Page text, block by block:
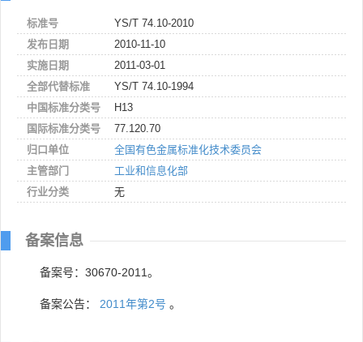
标准号
YS/T 74.10-2010
发布日期
2010-11-10
实施日期
2011-03-01
全部代替标准
YS/T 74.10-1994
中国标准分类号
H13
国际标准分类号
77.120.70
归口单位
全国有色金属标准化技术委员会
主管部门
工业和信息化部
行业分类
无
备案信息
备案号：30670-2011。
备案公告： 2011年第2号 。